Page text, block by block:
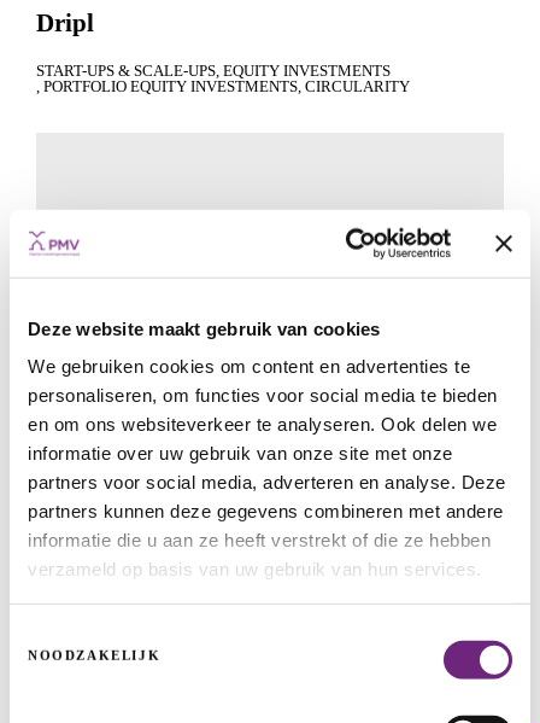
Deze website maakt gebruik van cookies
We gebruiken cookies om content en advertenties te
personaliseren, om functies voor social media te bieden
en om ons websiteverkeer te analyseren. Ook delen we
informatie over uw gebruik van onze site met onze
partners voor social media, adverteren en analyse. Deze
partners kunnen deze gegevens combineren met andere
informatie die u aan ze heeft verstrekt of die ze hebben
verzameld op basis van uw gebruik van hun services.
NOODZAKELIJK
Dripl
START-UPS & SCALE-UPS EQUITY INVESTMENTS
PORTFOLIO EQUITY INVESTMENTS CIRCULARITY
Hashting: world leader in the making
START-UPS & SCALE-UPS COFINANCING GUARANTEES
GROWTH START